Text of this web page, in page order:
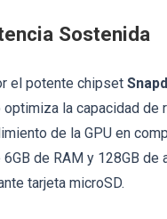
Sostenida
el potente chipset
la capacidad de
de la GPU en
de RAM y 128GB de
tarjeta microSD.